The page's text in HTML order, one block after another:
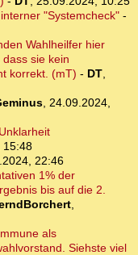
"Systemcheck"-
Wahlheilfer hier
sie kein
korrekt. (mT) - DT,
, 24.09.2024,
15:48
22:46
1% der
bis auf die 2.
,
als
Siehste viel